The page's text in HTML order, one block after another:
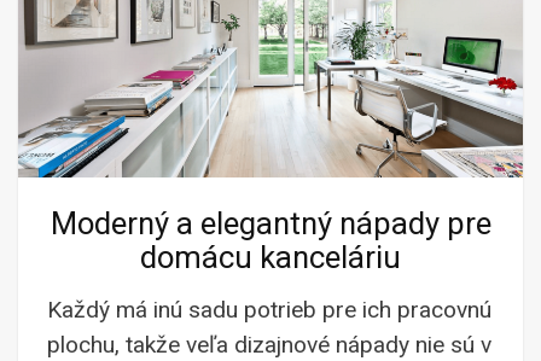
Moderný a elegantný nápady pre
domácu kanceláriu
Každý má inú sadu potrieb pre ich pracovnú
plochu, takže veľa dizajnové nápady nie sú v